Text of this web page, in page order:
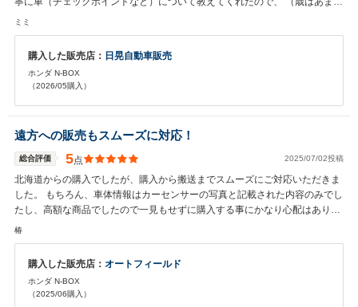
いてますがは、バッチリとこ事なので、甘えさせて頂こうと思います！ 今後
ともよろしくお願いします^u^
ミミ
購入した販売店： 日晃自動車販売
ホンダ N-BOX
（2026/05購入）
遠方への販売もスムーズに対応！
総合評価 5点 2025/07/02投稿
北海道からの購入でしたが、購入から搬送までスムーズにご対応いただきま
した。 もちろん、車体情報はカーセンサーの写真と記載された内容のみでし
たし、高額な商品でしたので一見もせずに購入する事にかなり心配はありま
したが、初回のみ電話。その後はメールにてやりとりさせていただき終始安
一つでもあります） 他の方のレビューにて、社長を褒めてる方が多かったの
ですが、その言葉は虚偽ではありませんでした。 忙しい中に様々な質問に答
えていただき安心してお取引できました。 実店舗にて実際に、社長と顔を合
椿
購入した販売店： オートフィールド
ホンダ N-BOX
（2025/06購入）